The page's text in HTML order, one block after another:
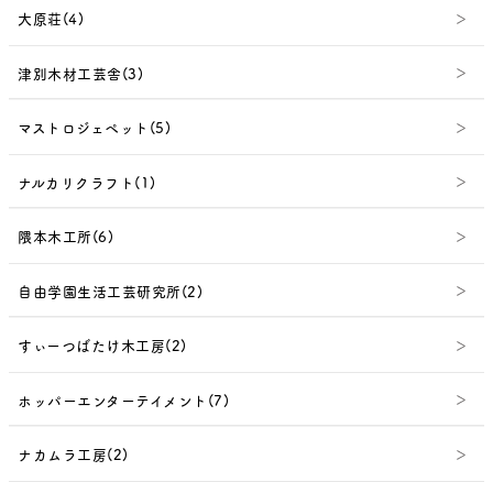
大原荘(4)
津別木材工芸舎(3)
マストロジェペット(5)
ナルカリクラフト(1)
隈本木工所(6)
自由学園生活工芸研究所(2)
すぃーつばたけ木工房(2)
ホッパーエンターテイメント(7)
ナカムラ工房(2)